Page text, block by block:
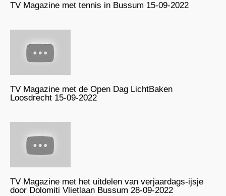
TV Magazine met tennis in Bussum 15-09-2022
TV Magazine met de Open Dag LichtBaken
Loosdrecht 15-09-2022
TV Magazine met het uitdelen van verjaardags-ijsje
door Dolomiti Vlietlaan Bussum 28-09-2022